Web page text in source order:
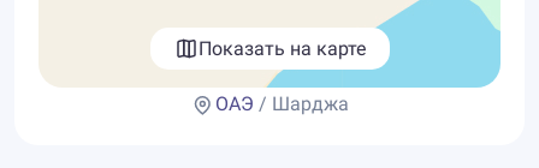
Показать на карте
ОАЭ / Шарджа